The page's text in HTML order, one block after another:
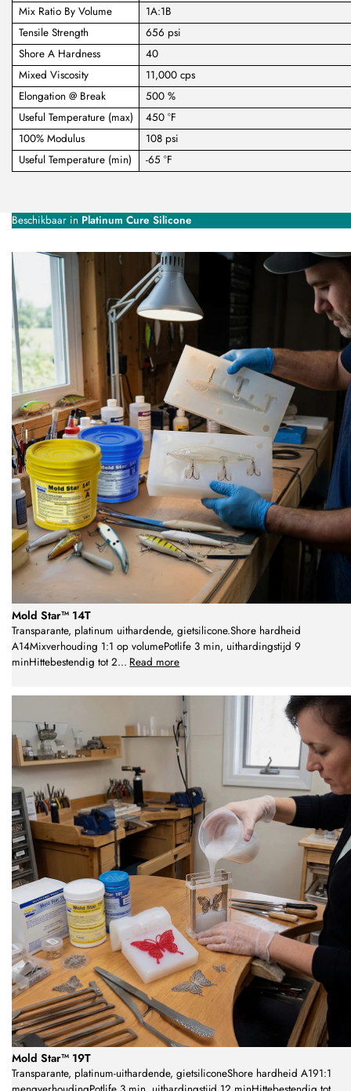
Mix Ratio By Volume
1A:1B
Tensile Strength
656 psi
Shore A Hardness
40
Mixed Viscosity
11,000 cps
Elongation @ Break
500 %
Useful Temperature (max)
450 °F
100% Modulus
108 psi
Useful Temperature (min)
-65 °F
Beschikbaar in Platinum Cure Silicone
Mold Star™ 14T
Transparante, platinum uithardende, gietsilicone.Shore hardheid
A14Mixverhouding 1:1 op volumePotlife 3 min, uithardingstijd 9
minHittebestendig tot 2... Read more
Mold Star™ 19T
Transparante, platinum-uithardende, gietsiliconeShore hardheid A191:1